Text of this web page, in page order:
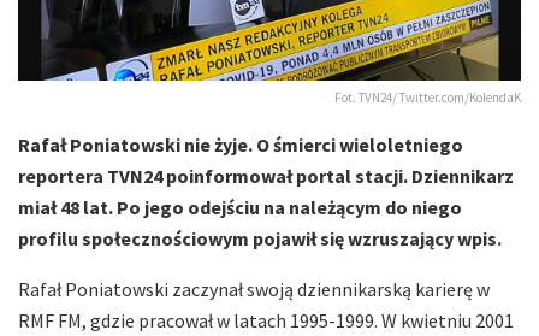
Fot. TVN24/ Twitter.com/KolendaK
Rafał Poniatowski nie żyje. O śmierci wieloletniego
reportera TVN24 poinformował portal stacji. Dziennikarz
miał 48 lat. Po jego odejściu na należącym do niego
profilu społecznościowym pojawił się wzruszający wpis.
Rafał Poniatowski zaczynał swoją dziennikarską karierę w
RMF FM, gdzie pracował w latach 1995-1999. W kwietniu 2001